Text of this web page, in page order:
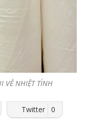
VẺ NHIỆT TÌNH
Twitter 0